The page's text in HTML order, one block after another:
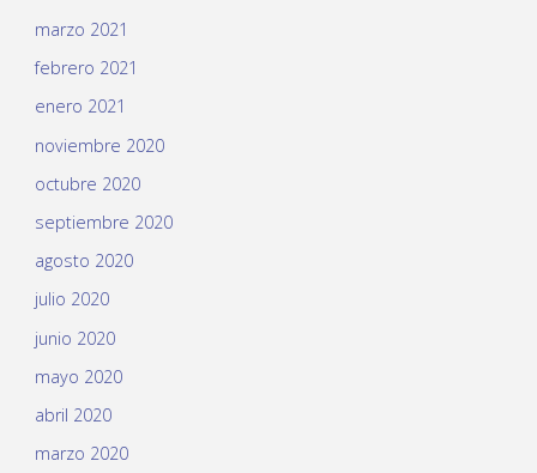
marzo 2021
febrero 2021
enero 2021
noviembre 2020
octubre 2020
septiembre 2020
agosto 2020
julio 2020
junio 2020
mayo 2020
abril 2020
marzo 2020